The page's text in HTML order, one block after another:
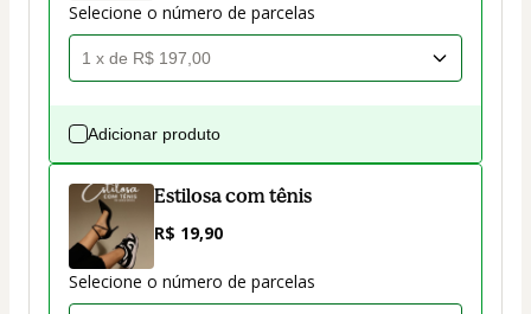
Selecione o número de parcelas
Adicionar produto
Estilosa com tênis
R$ 19,90
Selecione o número de parcelas